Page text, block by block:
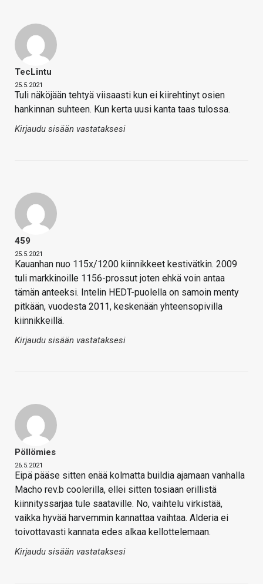
TecLintu
25.5.2021
Tuli näköjään tehtyä viisaasti kun ei kiirehtinyt osien
hankinnan suhteen. Kun kerta uusi kanta taas tulossa.
Kirjaudu sisään vastataksesi
459
25.5.2021
Kauanhan nuo 115x/1200 kiinnikkeet kestivätkin. 2009
tuli markkinoille 1156-prossut joten ehkä voin antaa
tämän anteeksi. Intelin HEDT-puolella on samoin menty
pitkään, vuodesta 2011, keskenään yhteensopivilla
kiinnikkeillä.
Kirjaudu sisään vastataksesi
Pöllömies
26.5.2021
Eipä pääse sitten enää kolmatta buildia ajamaan vanhalla
Macho rev.b coolerilla, ellei sitten tosiaan erillistä
kiinnityssarjaa tule saataville. No, vaihtelu virkistää,
vaikka hyvää harvemmin kannattaa vaihtaa. Alderia ei
toivottavasti kannata edes alkaa kellottelemaan.
Kirjaudu sisään vastataksesi